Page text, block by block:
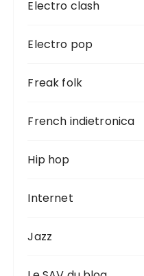
Electro clash
Electro pop
Freak folk
French indietronica
Hip hop
Internet
Jazz